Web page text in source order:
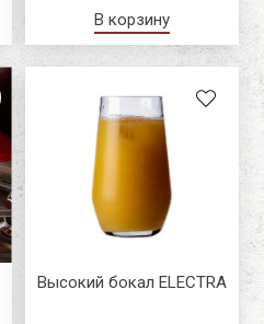
В корзину
Высокий бокал ELECTRA